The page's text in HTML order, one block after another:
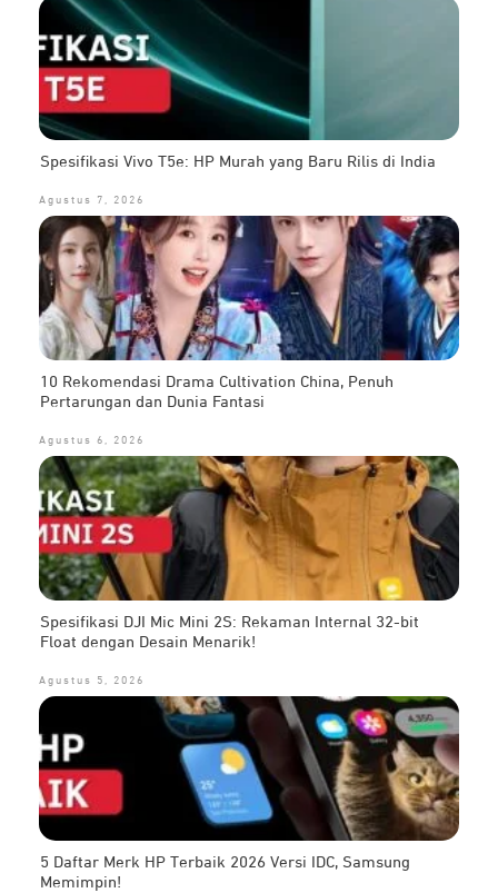
Spesifikasi Vivo T5e: HP Murah yang Baru Rilis di India
Agustus 7, 2026
10 Rekomendasi Drama Cultivation China, Penuh
Pertarungan dan Dunia Fantasi
Agustus 6, 2026
Spesifikasi DJI Mic Mini 2S: Rekaman Internal 32-bit
Float dengan Desain Menarik!
Agustus 5, 2026
5 Daftar Merk HP Terbaik 2026 Versi IDC, Samsung
Memimpin!